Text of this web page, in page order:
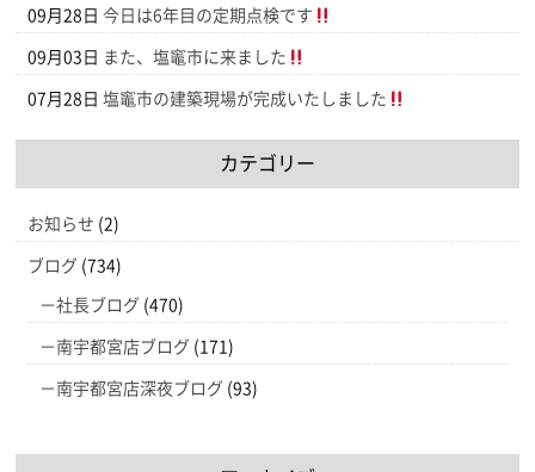
09月28日 今日は6年目の定期点検です
09月03日 また、塩竈市に来ました
07月28日 塩竈市の建築現場が完成いたしました
カテゴリー
お知らせ (2)
ブログ (734)
社長ブログ (470)
南宇都宮店ブログ (171)
南宇都宮店深夜ブログ (93)